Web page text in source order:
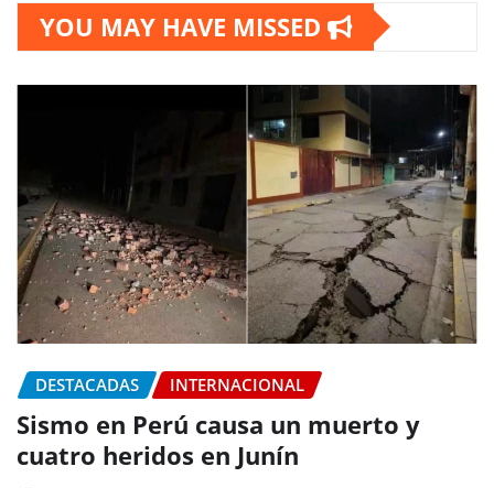
YOU MAY HAVE MISSED
DESTACADAS INTERNACIONAL
Sismo en Perú causa un muerto y
cuatro heridos en Junín